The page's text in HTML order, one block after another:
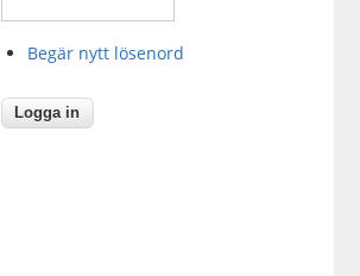
Begär nytt lösenord